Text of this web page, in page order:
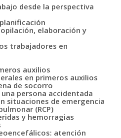
desde la perspectiva
elaboración y
trabajadores en
auxilios
en primeros auxilios
de socorro
persona accidentada
situaciones de emergencia
(RCP)
y hemorragias
atención